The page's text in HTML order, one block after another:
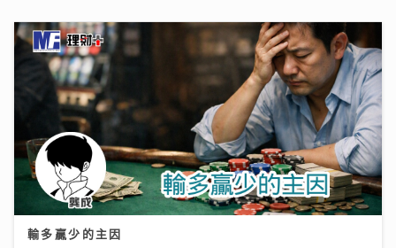
輸多贏少的主因
28/07/2026